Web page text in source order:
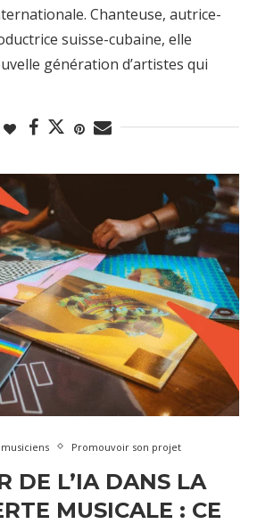
Chanteuse, autrice-
suisse-cubaine, elle
génération d’artistes qui
Promouvoir son projet
DE L’IA DANS LA
MUSICALE : CE